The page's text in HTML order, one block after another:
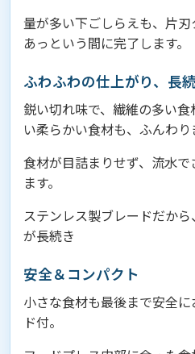
量が多い下ごしらえも、片
あっという間に完了します。
ふわふわの仕上がり、長
鋭い切れ味で、繊維の多い
い柔らかい食材も、ふんわり
食材が目詰まりせず、流水
ます。
ステンレス製ブレードだか
が長続き
安全＆コンパクト
小さな食材も最後まで安全
ド付。